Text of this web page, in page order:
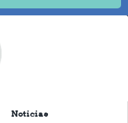
Noticias